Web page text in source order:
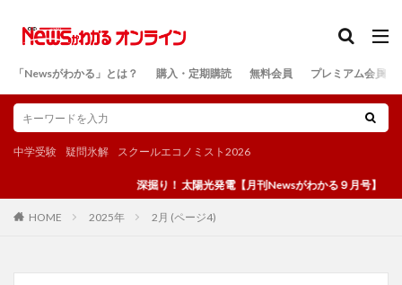
「Newsがわかる」とは？ 購入・定期購読 無料会員 プレミアム会員
中学受験 疑問氷解 スクールエコノミスト2026
深掘り！ 太陽光発電【月刊Newsがわかる９月号】
HOME 2025年 2月 (ページ4)
検索